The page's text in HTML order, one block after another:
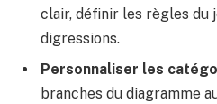
clair, définir les règles du
digressions.
Personnaliser les
branches du diagramme